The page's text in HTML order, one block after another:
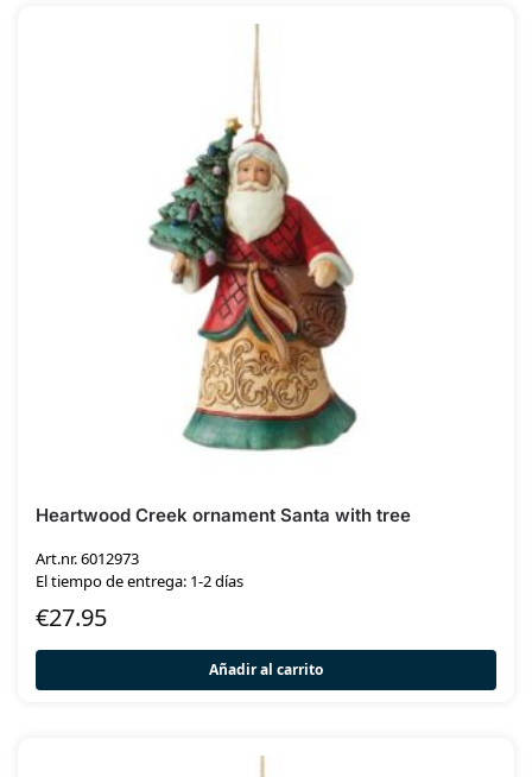
Heartwood Creek ornament Santa with tree
Art.nr. 6012973
El tiempo de entrega: 1-2 días
€27.95
Añadir al carrito